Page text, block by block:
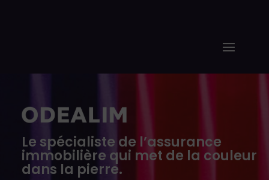
Le spécialiste de l’assurance
immobilière qui met de la couleur
dans la pierre.